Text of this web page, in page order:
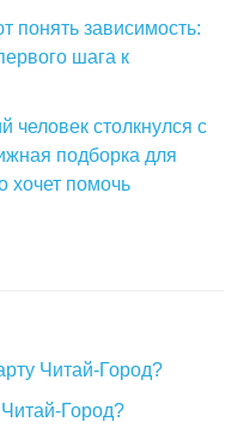
понять зависимость:
шага к
человек столкнулся с
подборка для
хочет помочь
Читай-Город?
Читай-Город?